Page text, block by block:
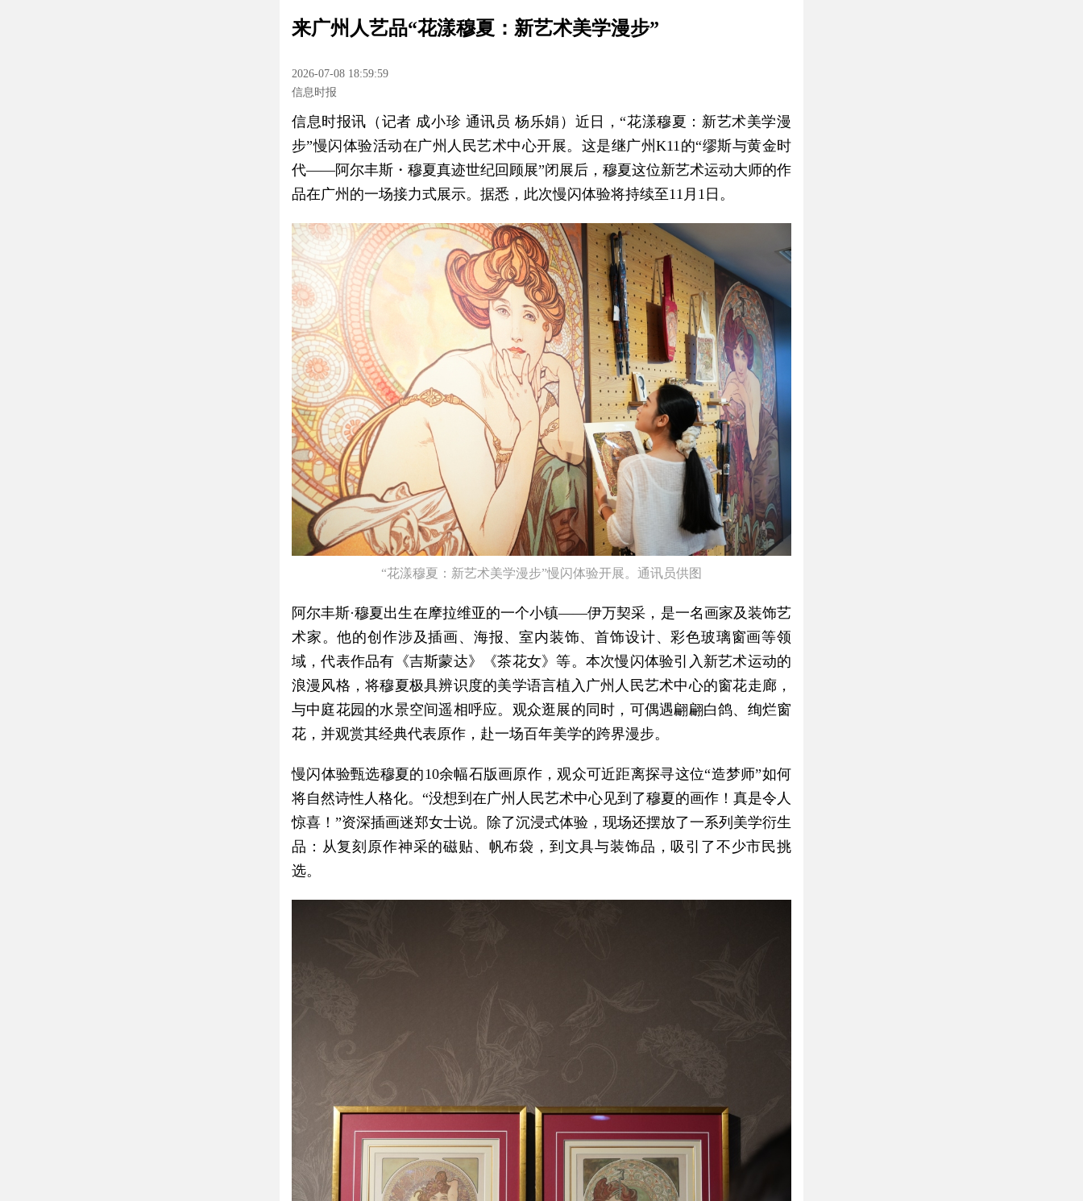
来广州人艺品“花漾穆夏：新艺术美学漫步”
2026-07-08 18:59:59
信息时报
信息时报讯（记者 成小珍 通讯员 杨乐娟）近日，“花漾穆夏：新艺术美学漫
步”慢闪体验活动在广州人民艺术中心开展。这是继广州K11的“缪斯与黄金时
代——阿尔丰斯・穆夏真迹世纪回顾展”闭展后，穆夏这位新艺术运动大师的作
品在广州的一场接力式展示。据悉，此次慢闪体验将持续至11月1日。
“花漾穆夏：新艺术美学漫步”慢闪体验开展。通讯员供图
阿尔丰斯·穆夏出生在摩拉维亚的一个小镇——伊万契采，是一名画家及装饰艺
术家。他的创作涉及插画、海报、室内装饰、首饰设计、彩色玻璃窗画等领
域，代表作品有《吉斯蒙达》《茶花女》等。本次慢闪体验引入新艺术运动的
浪漫风格，将穆夏极具辨识度的美学语言植入广州人民艺术中心的窗花走廊，
与中庭花园的水景空间遥相呼应。观众逛展的同时，可偶遇翩翩白鸽、绚烂窗
花，并观赏其经典代表原作，赴一场百年美学的跨界漫步。
慢闪体验甄选穆夏的10余幅石版画原作，观众可近距离探寻这位“造梦师”如何
将自然诗性人格化。“没想到在广州人民艺术中心见到了穆夏的画作！真是令人
惊喜！”资深插画迷郑女士说。除了沉浸式体验，现场还摆放了一系列美学衍生
品：从复刻原作神采的磁贴、帆布袋，到文具与装饰品，吸引了不少市民挑
选。